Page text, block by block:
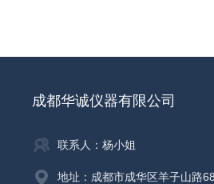
成都华诚仪器有限公司
联系人：杨小姐
地址：成都市成华区羊子山路